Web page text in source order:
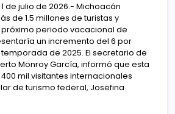
de julio de 2026.- Michoacán
de 1.5 millones de turistas y
periodo vacacional de
un incremento del 6 por
de 2025. El secretario de
Monroy García, informó que esta
mil visitantes internacionales
de turismo federal, Josefina